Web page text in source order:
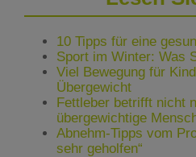
10 Tipps für eine
Sport im Winter: Was
Viel Bewegung für
Übergewicht
Fettleber betrifft nicht
übergewichtige
Abnehm-Tipps vom
sehr geholfen“